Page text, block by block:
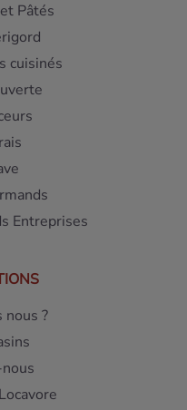
Pâtés
cuisinés
Entreprises
nous ?